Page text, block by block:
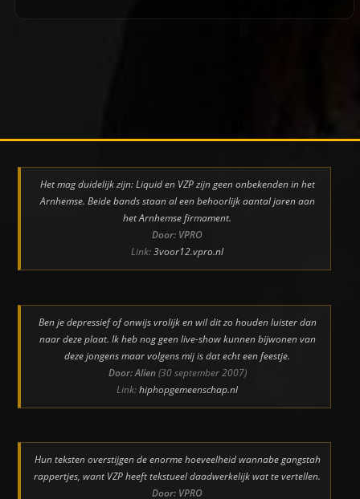
Het mag duidelijk zijn: Liquid en VZP zijn geen onbekenden in het
Arnhemse. Beide bands staan al een behoorlijk aantal jaren aan
het Arnhemse firmament.
Door: VPRO
Link:3voor12.vpro.nl
Ben je depressief of onwijs vrolijk en wil dit zo houden luister dan
naar deze plaat. Ik heb nog geen live-show kunnen bijwonen van
deze jongens maar volgens mij is dat echt een feestje.
Door: Alien(30 september 2007)
Link:hiphopgemeenschap.nl
Hun teksten overstijgen de enorme hoeveelheid wannabe gangstah
rappertjes, want VZP heeft tekstueel daadwerkelijk wat te vertellen.
Door: VPRO